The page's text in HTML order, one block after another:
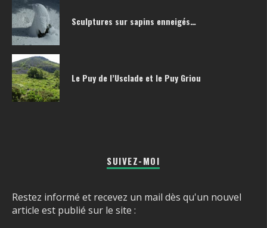
Sculptures sur sapins enneigés…
Le Puy de l’Usclade et le Puy Griou
SUIVEZ-MOI
Restez informé et recevez un mail dès qu'un nouvel
article est publié sur le site :